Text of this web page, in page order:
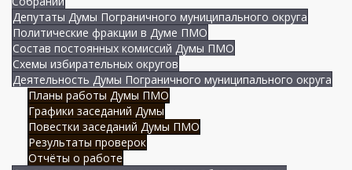
Депутаты Думы Пограничного муниципального округа
Политические фракции в Думе ПМО
Состав постоянных комиссий Думы ПМО
Схемы избирательных округов
Деятельность Думы Пограничного муниципального округа
Планы работы Думы ПМО
Графики заседаний Думы
Повестки заседаний Думы ПМО
Результаты проверок
Отчёты о работе